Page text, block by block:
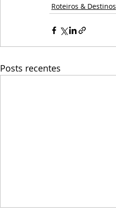
Roteiros & Destinos
Posts recentes